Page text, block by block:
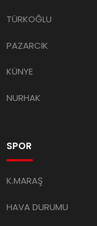
TÜRKOĞLU
PAZARCIK
KÜNYE
NURHAK
SPOR
K.MARAŞ
HAVA DURUMU